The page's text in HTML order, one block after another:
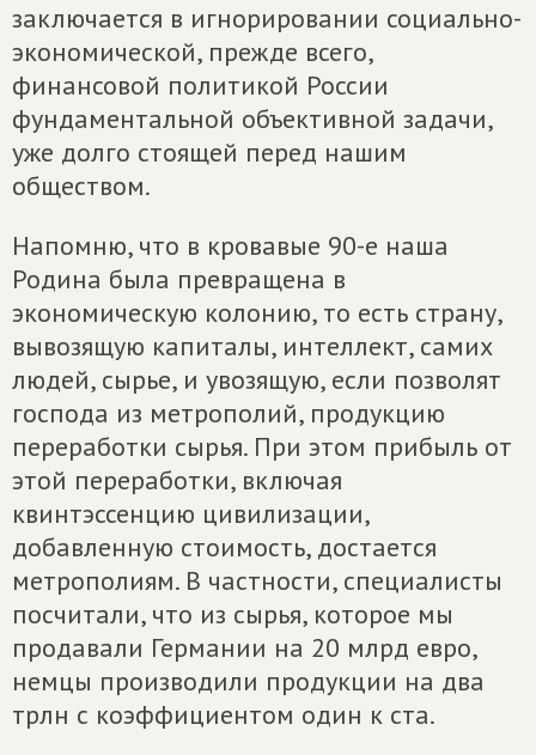
заключается в игнорировании социально-
экономической, прежде всего,
финансовой политикой России
фундаментальной объективной задачи,
уже долго стоящей перед нашим
обществом.
Напомню, что в кровавые 90-е наша
Родина была превращена в
экономическую колонию, то есть страну,
вывозящую капиталы, интеллект, самих
людей, сырье, и увозящую, если позволят
господа из метрополий, продукцию
переработки сырья. При этом прибыль от
этой переработки, включая
квинтэссенцию цивилизации,
добавленную стоимость, достается
метрополиям. В частности, специалисты
посчитали, что из сырья, которое мы
продавали Германии на 20 млрд евро,
немцы производили продукции на два
трлн с коэффициентом один к ста.